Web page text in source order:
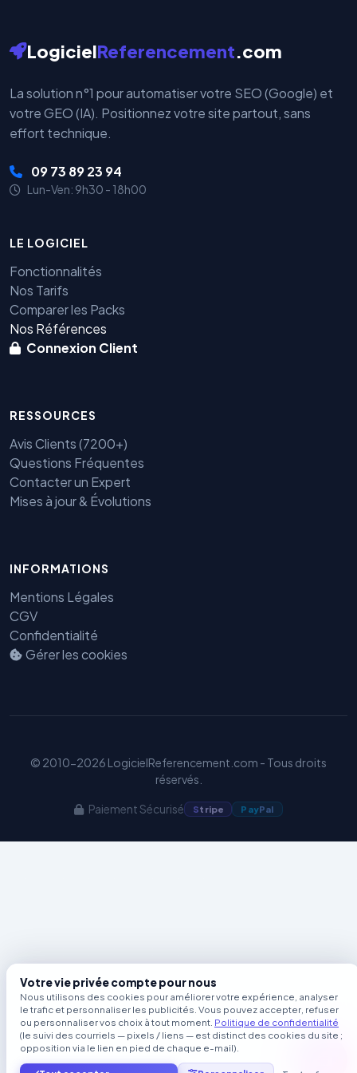
LogicielReferencement.com
La solution n°1 pour automatiser votre SEO (Google) et
votre GEO (IA). Positionnez votre site partout, sans
effort technique.
09 73 89 23 94
Lun-Ven: 9h30 - 18h00
LE LOGICIEL
Fonctionnalités
Nos Tarifs
Comparer les Packs
Nos Références
Connexion Client
RESSOURCES
Avis Clients (7200+)
Questions Fréquentes
Contacter un Expert
Mises à jour & Évolutions
INFORMATIONS
Mentions Légales
CGV
Confidentialité
Gérer les cookies
© 2010-2026 LogicielReferencement.com - Tous droits
réservés.
Paiement Sécurisé Stripe PayPal
Votre vie privée compte pour nous
Nous utilisons des cookies pour améliorer votre expérience, analyser
le trafic et personnaliser les publicités. Vous pouvez accepter, refuser
ou personnaliser vos choix à tout moment. Politique de confidentialité
(le suivi des courriels — pixels / liens — est distinct des cookies du site ;
opposition via le lien en pied de chaque e-mail).